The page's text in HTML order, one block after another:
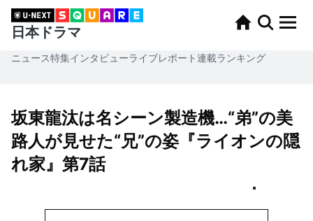
日本ドラマ
ニュース特集インタビューライブレポート連載ランキング
坂東龍汰は名シーン製造機…“弟”の美
路人​​が見せた“兄”の姿『ライオンの隠
れ家』第7話